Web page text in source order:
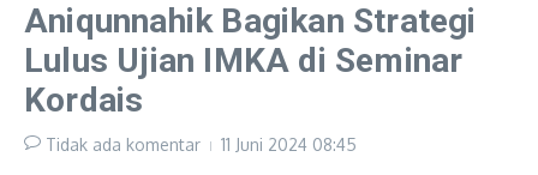
Aniqunnahik Bagikan Strategi
Lulus Ujian IMKA di Seminar
Kordais
Tidak ada komentar 11 Juni 2024 08:45